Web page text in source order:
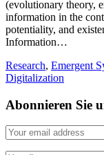
(evolutionary theory,
information in the
potentiality, and
Information…
Research, Emergent
Digitalization
Abonnieren Sie